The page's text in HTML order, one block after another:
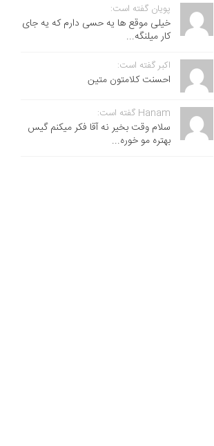
پویان گفته است:
خیلی موقع ها یه حسی دارم که یه جای
کار میلنگه...
اکبر گفته است:
احسنت ‌کلامتون متین
Hanam گفته است:
سلام وقت بخیر نه آقا فکر میکنم گیس
بهتره مو خوره...